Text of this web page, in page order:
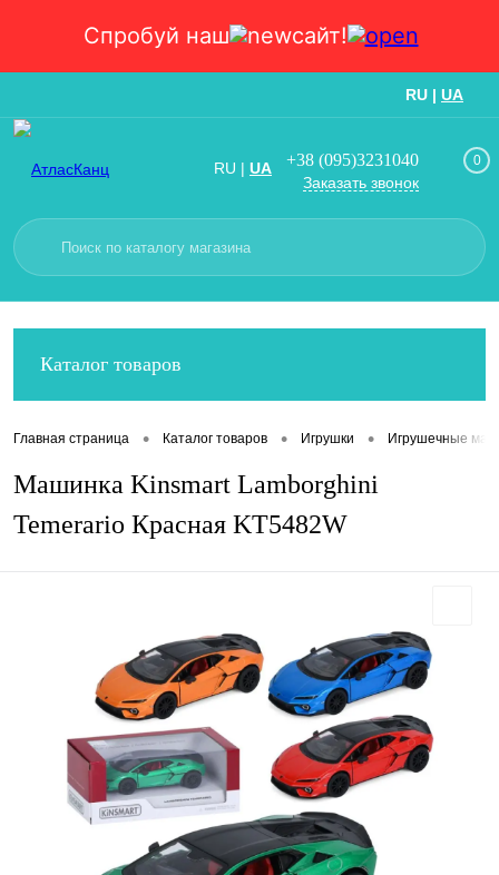
Спробуй наш сайт!
RU | UA
RU | UA +38 (095)3231040
Заказать звонок
0
Каталог товаров
Главная страница • Каталог товаров • Игрушки • Игрушечные
Машинка Kinsmart Lamborghini
Temerario Красная KT5482W